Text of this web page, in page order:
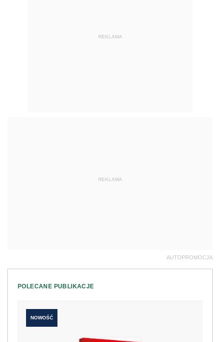
REKLAMA
REKLAMA
AUTOPROMOCJA
POLECANE PUBLIKACJE
NOWOŚĆ